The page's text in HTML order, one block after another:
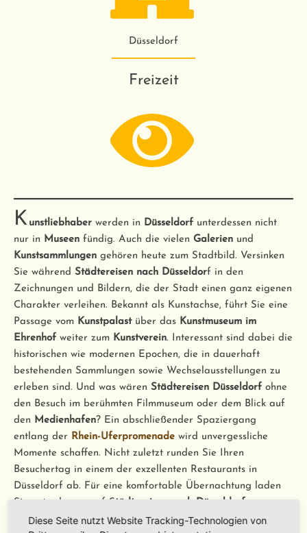
Düsseldorf
Freizeit
K unstliebhaberwerden in Düsseldorfunterdessen nicht
nur in Museen fündig. Auch die vielen Galerien und
Kunstsammlungen gehören heute zum Stadtbild. Versinken
Sie während Städtereisen nach Düsseldorf in den
Zeichnungen und Bildern, die der Stadt einen ganz eigenen
Charakter verleihen. Bekannt als Kunstachse, führt Sie eine
Passage vom Kunstpalastüber das Kunstmuseum im
Ehrenhof weiter zum Kunstverein. Interessant sind dabei die
historischen wie modernen Epochen, die in dauerhaft
bestehenden Sammlungen sowie Wechselausstellungen zu
erleben sind. Und was wären Städtereisen Düsseldorf ohne
den Besuch im berühmten Filmmuseum oder dem Blick auf
den Medienhafen? Ein abschließender Spaziergang
entlang der Rhein-Uferpromenade wird unvergessliche
Momente schaffen. Nicht zuletzt runden Sie Ihren
Besuchertag in einem der exzellenten Restaurants in
Düsseldorf ab. Für eine komfortable Übernachtung laden
Sie unterdessen auf S tädtereisen nach Düsseldorf
exzellente Hotels vor Ort ein. Bei vielen Hotelangeboten die
Diese Seite nutzt Website Tracking-Technologien von